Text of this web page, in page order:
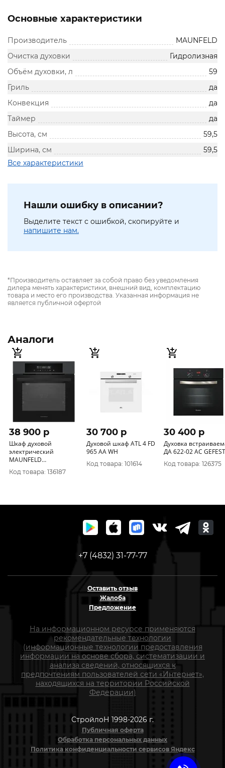
Основные характеристики
Производитель
MAUNFELD
Очистка духовки
Гидролизная
Объём духовки, л
59
Гриль
да
Конвекция
да
Таймер
да
Высота, см
59,5
Ширина, см
59,5
Все характеристики
Нашли ошибку в описании?
Выделите текст с ошибкой, скопируйте и
напишите нам.
*Производитель оставляет за собой право без уведомления
дилера менять характеристики, внешний вид, комплектацию
товара и место его производства. Указанная информация не
является публичной офертой
Аналоги
38 900 p
Шкаф духовой
электрический
MAUNFELD
AEOD6063G1
Код товара: 136187
30 700 p
Духовой шкаф ATL 4 FD
965 AA WH
Код товара: 101614
30 400 p
Духовка
ДА 622-02 АС GEFEST
Код товара: 126375
+7 (4832) 31-77-77
Оставить отзыв
Жалоба
Предложение
На информационном ресурсе применяются
рекомендательные технологии
(информационные технологии предоставления
информации на основе сбора, систематизации и
анализа сведений, относящихся к
предпочтениям пользователей сети «Интернет»,
находящихся на территории Российской
Федерации)
СтройлоН 1998-2026 г.
Публичная оферта
Обработка персональных данных
Политика конфиденциальности сервисов Яндекс